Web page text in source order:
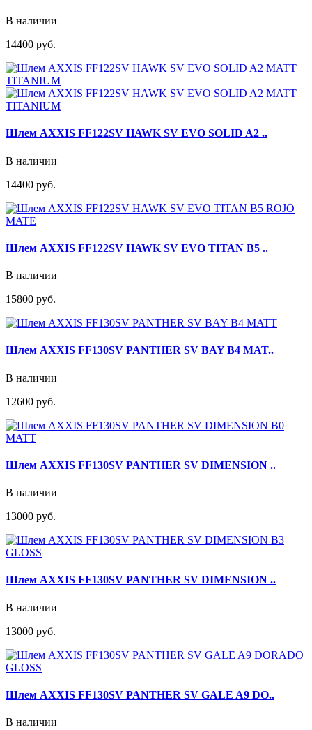
В наличии
14400 руб.
Шлем AXXIS FF122SV HAWK SV EVO SOLID A2 ..
В наличии
14400 руб.
Шлем AXXIS FF122SV HAWK SV EVO TITAN B5 ..
В наличии
15800 руб.
Шлем AXXIS FF130SV PANTHER SV BAY B4 MAT..
В наличии
12600 руб.
Шлем AXXIS FF130SV PANTHER SV DIMENSION ..
В наличии
13000 руб.
Шлем AXXIS FF130SV PANTHER SV DIMENSION ..
В наличии
13000 руб.
Шлем AXXIS FF130SV PANTHER SV GALE A9 DO..
В наличии